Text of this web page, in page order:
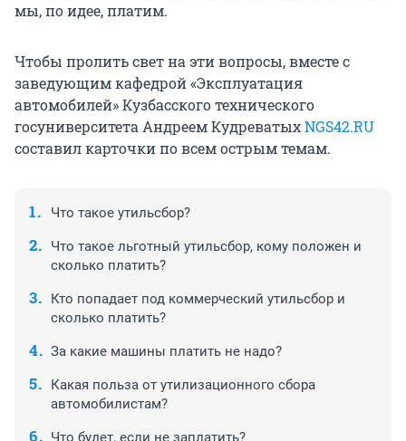
мы, по идее, платим.
Чтобы пролить свет на эти вопросы, вместе с
заведующим кафедрой «Эксплуатация
автомобилей» Кузбасского технического
госуниверситета Андреем КудреватыхNGS42.RU
составил карточки по всем острым темам.
Что такое утильсбор?
Что такое льготный утильсбор, кому положен и
сколько платить?
Кто попадает под коммерческий утильсбор и
сколько платить?
За какие машины платить не надо?
Какая польза от утилизационного сбора
автомобилистам?
Что будет, если не заплатить?